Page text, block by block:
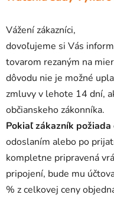
Vážení zákazníci,
dovoľujeme si Vás
tovarom rezaným na
dôvodu nie je možné
zmluvy v lehote 14 dní,
občianskeho zákonníka.
Pokiaľ zákazník
odoslaním alebo po
kompletne pripravená
pripojení, bude mu
% z celkovej ceny